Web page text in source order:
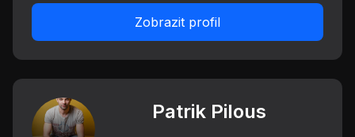
Zobrazit profil
Patrik Pilous